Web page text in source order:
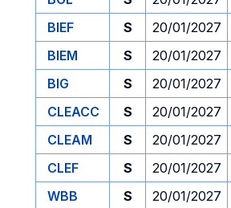
BIEF
S 20/01/2027
BIEM
S 20/01/2027
BIG
S 20/01/2027
CLEACC
S 20/01/2027
CLEAM
S 20/01/2027
CLEF
S 20/01/2027
WBB
S 20/01/2027